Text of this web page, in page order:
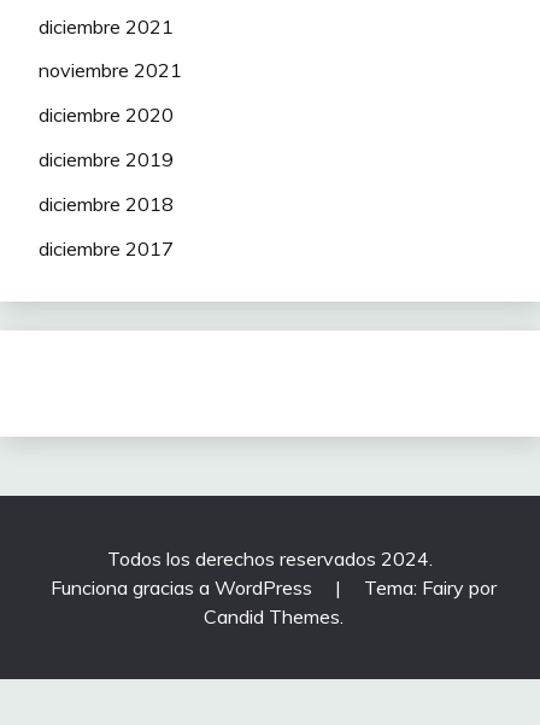
diciembre 2021
noviembre 2021
diciembre 2020
diciembre 2019
diciembre 2018
diciembre 2017
Todos los derechos reservados 2024.
Funciona gracias a WordPress
|
Tema: Fairy por
Candid Themes